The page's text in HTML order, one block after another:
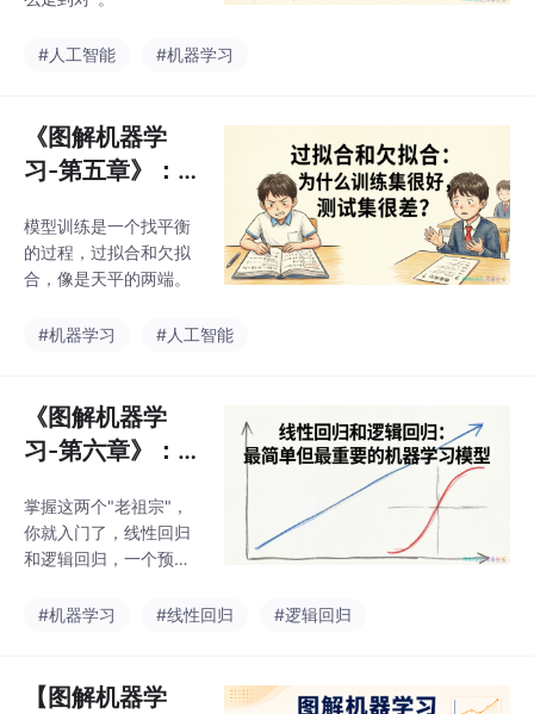
#人工智能 #机器学习
《图解机器学
习-第五章》：
合：为什么训练
集很好，测试集
模型训练是一个找平衡
的过程，过拟合和欠拟
合，像是天平的两端。
#机器学习 #人工智能
《图解机器学
习-第六章》：
回归：最简单但
最重要的机器学
掌握这两个"老祖宗"，
你就入门了，线性回归
和逻辑回归，一个预测
断。看起来风马牛不相
据空间。
#机器学习 #线性回归 #逻辑回归
【图解机器学